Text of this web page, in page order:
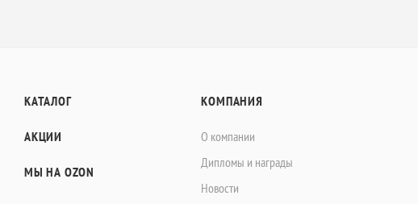
КАТАЛОГ
АКЦИИ
МЫ НА OZON
КОМПАНИЯ
О компании
Дипломы и награды
Новости